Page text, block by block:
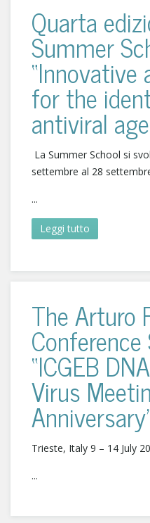
Quarta
Summer
“Innovative
for the
antiviral
La Summer School si
settembre al 28
...
Leggi tutto
The Arturo
“ICGEB
Virus
Trieste, Italy 9 – 14 July
...